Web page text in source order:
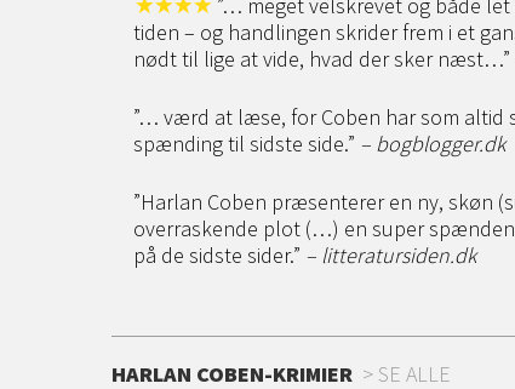
tiden – og handlingen skrider frem i et
nødt til lige at vide, hvad der sker næst…”
”… værd at læse, for Coben har som altid
spænding til sidste side.” – bogblogger.dk
”Harlan Coben præsenterer en ny, skøn
overraskende plot (…) en super
på de sidste sider.” – litteratursiden.dk
HARLAN COBEN-KRIMIER SE ALLE